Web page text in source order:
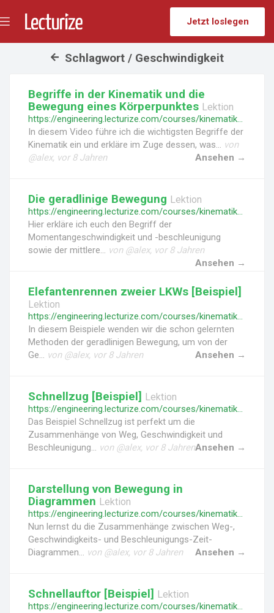
Jetzt loslegen
Schlagwort / Geschwindigkeit
Begriffe in der Kinematik und die
Bewegung eines Körperpunktes Lektion
https://engineering.lecturize.com/courses/kinematik-des-massenpunktes/lessons/begriffe-in-der-kinematik-und-die-bewegung-eines-koerperpunktes
In diesem Video führe ich die wichtigsten Begriffe der
Kinematik ein und erkläre im Zuge dessen, was... von
@alex, vor 8 Jahren
Ansehen →
Die geradlinige Bewegung Lektion
https://engineering.lecturize.com/courses/kinematik-des-massenpunktes/lessons/die-geradlinige-bewegung
Hier erkläre ich euch den Begriff der
Momentangeschwindigkeit und -beschleunigung
sowie der mittlere... von @alex, vor 8 Jahren
Ansehen →
Elefantenrennen zweier LKWs [Beispiel]
Lektion
https://engineering.lecturize.com/courses/kinematik-des-massenpunktes/lessons/elefantenrennen-zweier-lkws
In diesem Beispiele wenden wir die schon gelernten
Methoden der geradlinigen Bewegung, um von der
Ge... von @alex, vor 8 Jahren Ansehen →
Schnellzug [Beispiel] Lektion
https://engineering.lecturize.com/courses/kinematik-des-massenpunktes/lessons/schnellzug
Das Beispiel Schnellzug ist perfekt um die
Zusammenhänge von Weg, Geschwindigkeit und
Beschleunigung... von @alex, vor 8 JahrenAnsehen →
Darstellung von Bewegung in
Diagrammen Lektion
https://engineering.lecturize.com/courses/kinematik-des-massenpunktes/lessons/darstellung-von-bewegung-in-diagrammen
Nun lernst du die Zusammenhänge zwischen Weg-,
Geschwindigkeits- und Beschleunigungs-Zeit-
Diagrammen... von @alex, vor 8 Jahren Ansehen →
Schnellauftor [Beispiel] Lektion
https://engineering.lecturize.com/courses/kinematik-des-massenpunktes/lessons/schnellauftor